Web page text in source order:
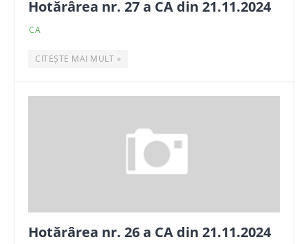
Hotărârea nr. 27 a CA din 21.11.2024
CA
CITEȘTE MAI MULT »
Hotărârea nr. 26 a CA din 21.11.2024